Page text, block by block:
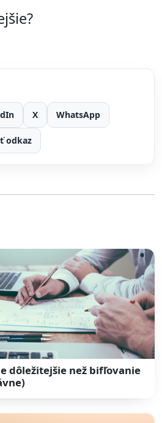
X WhatsApp
odkaz
dôležitejšie než bifľovanie